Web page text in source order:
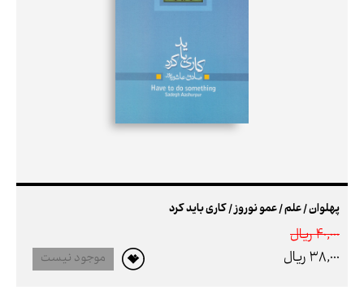
پهلوان / علم / عمو نوروز / کاری باید کرد
40,000 ريال
38,000 ريال
موجود نیست